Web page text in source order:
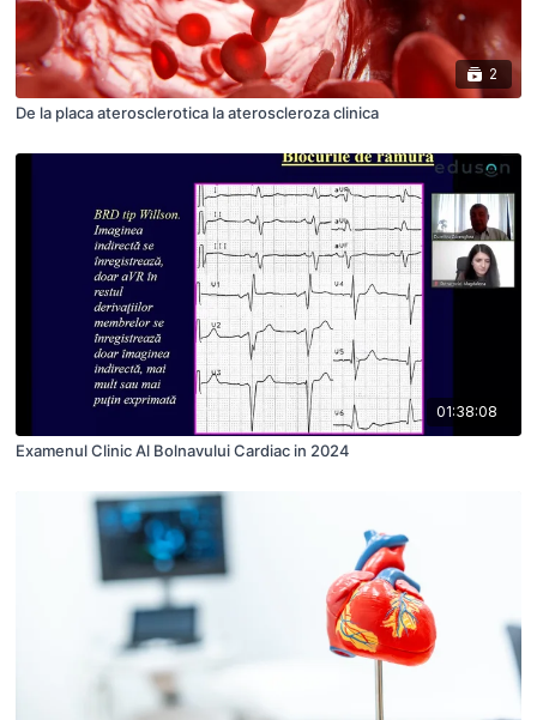
2
De la placa aterosclerotica la ateroscleroza clinica
01:38:08
Examenul Clinic Al Bolnavului Cardiac in 2024